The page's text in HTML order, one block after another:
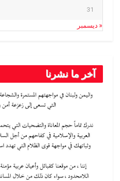
31
« ديسمبر
آخر ما نشرنا